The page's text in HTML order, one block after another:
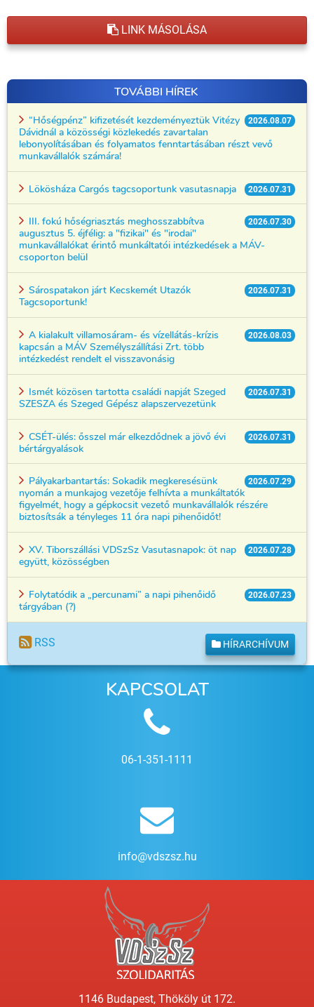
LINK MÁSOLÁSA
TOVÁBBI HÍREK
2026.08.07
“Hőségpénz” kifizetését kezdeményeztük Vitézy
Dávidnál a közösségi közlekedés zavartalan
lebonyolításában és folyamatos fenntartásában részt vevő
munkavállalók számára!
2026.07.31
Lökösháza Cargós tagcsoportunk vasutasnapja
2026.07.30
III. fokú hőségriasztás meghosszabbítva
augusztus 5. éjfélig: a "fizikai" és "irodai"
munkavállalókat érintő munkáltatói intézkedések a MÁV-
csoporton belül
2026.07.31
Sárospatakon járt Kecskemét Utazók
Tagcsoportunk!
2026.08.03
A kialakult villamosáram- és vízellátás-krízis
kapcsán a MÁV Személyszállítási Zrt. több
intézkedést rendelt el visszavonásig
2026.07.31
Ismét közösen tartotta családi napját Szeged
SZESZA és Szeged Gépész alapszervezetünk
2026.07.31
CSÉT-ülés: ősszel már elkezdődnek a jövő évi
bértárgyalások
2026.07.29
Pályakarbantartás: Sokadik megkeresésünk
nyomán a munkajog vezetője felhívta a munkáltatók
figyelmét, hogy a gépkocsit vezető munkavállalók részére
biztosítsák a tényleges 11 óra napi pihenőidőt!
2026.07.28
XV. Tiborszállási VDSzSz Vasutasnapok: öt nap
együtt, közösségben
2026.07.23
Folytatódik a „percunami” a napi pihenőidő
tárgyában (?)
RSS HÍRARCHÍVUM
KAPCSOLAT
06-1-351-1111
info@vdszsz.hu
1146 Budapest, Thököly út 172.